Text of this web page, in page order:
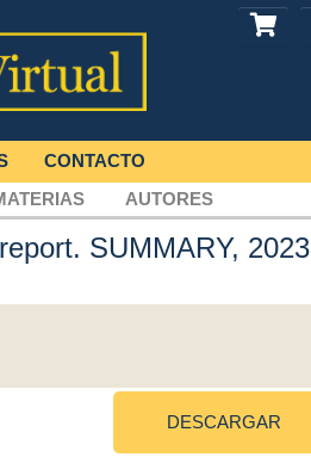
CONTACTO
AUTORES
SUMMARY, 2023
DESCARGAR